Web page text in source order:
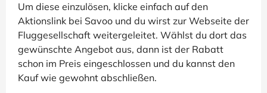
Um diese einzulösen, klicke einfach auf den
Aktionslink bei Savoo und du wirst zur Webseite der
Fluggesellschaft weitergeleitet. Wählst du dort das
gewünschte Angebot aus, dann ist der Rabatt
schon im Preis eingeschlossen und du kannst den
Kauf wie gewohnt abschließen.